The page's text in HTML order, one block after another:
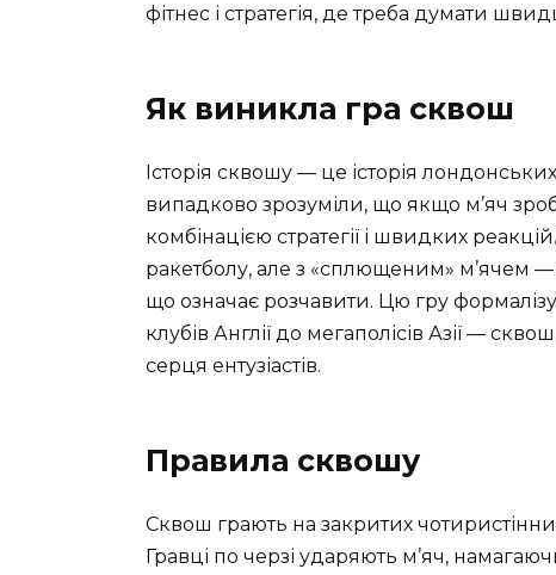
фітнес і стратегія, де треба думати
Як виникла гра сквош
Історія сквошу — це історія лондонських
випадково зрозуміли, що якщо м’яч
комбінацією стратегії і швидких
ракетболу, але з «сплющеним» м’ячем —
що означає розчавити. Цю гру
клубів Англії до мегаполісів Азії —
серця ентузіастів.
Правила сквошу
Сквош грають на закритих
Гравці по черзі ударяють м’яч,